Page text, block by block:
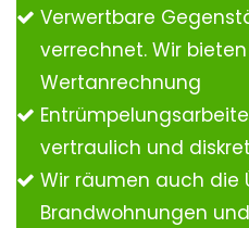
Verwertbare
verrechnet. Wir
Wertanrechnung
vertraulich und diskret
Wir räumen auch die
Brandwohnungen